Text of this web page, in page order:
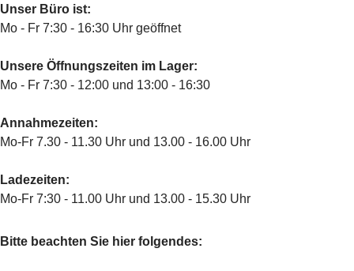
Unser Büro ist:
Mo - Fr 7:30 - 16:30 Uhr geöffnet
Unsere Öffnungszeiten im Lager:
Mo - Fr 7:30 - 12:00 und 13:00 - 16:30
Annahmezeiten:
Mo-Fr 7.30 - 11.30 Uhr und 13.00 - 16.00 Uhr
Ladezeiten:
Mo-Fr 7:30 - 11.00 Uhr und 13.00 - 15.30 Uhr
Bitte beachten Sie hier folgendes: